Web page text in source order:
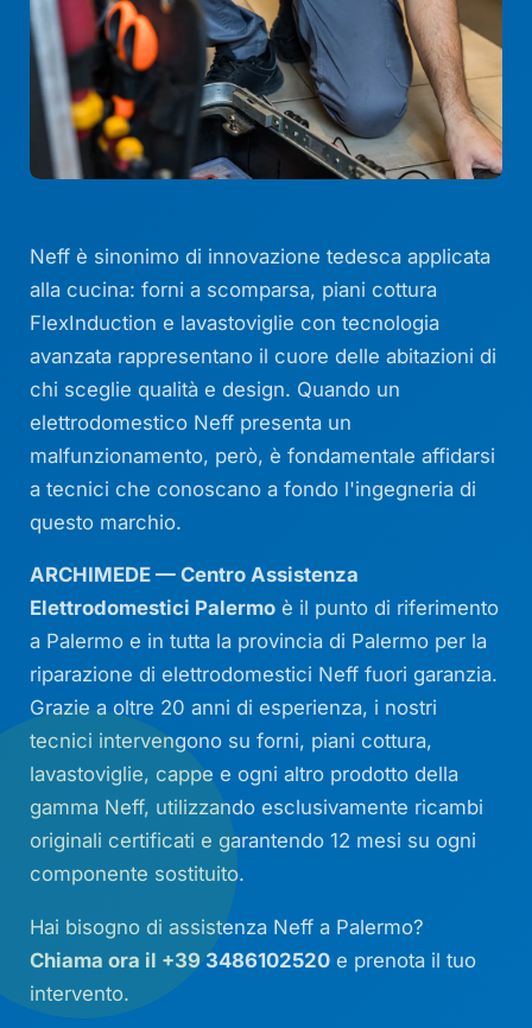
Neff è sinonimo di innovazione tedesca applicata
alla cucina: forni a scomparsa, piani cottura
FlexInduction e lavastoviglie con tecnologia
avanzata rappresentano il cuore delle abitazioni di
chi sceglie qualità e design. Quando un
elettrodomestico Neff presenta un
malfunzionamento, però, è fondamentale affidarsi
a tecnici che conoscano a fondo l'ingegneria di
questo marchio.
ARCHIMEDE — Centro Assistenza
Elettrodomestici Palermo è il punto di riferimento
a Palermo e in tutta la provincia di Palermo per la
riparazione di elettrodomestici Neff fuori garanzia.
Grazie a oltre 20 anni di esperienza, i nostri
tecnici intervengono su forni, piani cottura,
lavastoviglie, cappe e ogni altro prodotto della
gamma Neff, utilizzando esclusivamente ricambi
originali certificati e garantendo 12 mesi su ogni
componente sostituito.
Hai bisogno di assistenza Neff a Palermo?
Chiama ora il +39 3486102520 e prenota il tuo
intervento.